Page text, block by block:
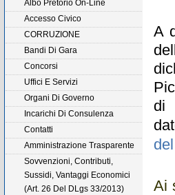
Albo Pretorio On-Line
Accesso Civico
CORRUZIONE
Bandi Di Gara
Concorsi
Uffici E Servizi
Organi Di Governo
Incarichi Di Consulenza
Contatti
Amministrazione Trasparente
Sovvenzioni, Contributi,
Sussidi, Vantaggi Economici
(Art. 26 Del DLgs 33/2013)
A
di
Ai